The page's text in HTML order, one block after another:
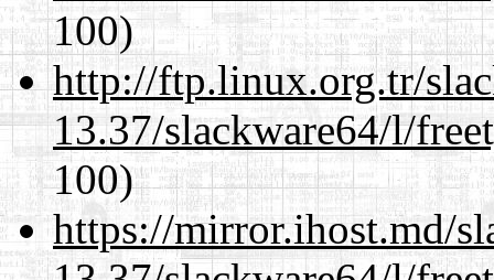
100)
http://ftp.linux.org.tr/
13.37/slackware64/l/
100)
https://mirror.ihost.md/